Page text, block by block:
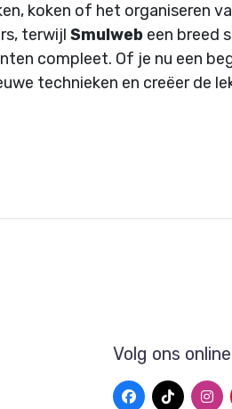
koken of het organiseren
terwijl Smulweb een breed
compleet. Of je nu een
technieken en creëer de
Volg ons online